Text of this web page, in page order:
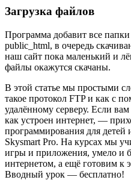
Загрузка файлов
Программа добавит все
public_html, в очередь
наш сайт пока маленький и
файлы окажутся скачаны.
В этой статье мы простыми
такое протокол FTP и как с
удалённому серверу. Если
как устроен интернет, —
программирования для
Skysmart Pro. На курсах мы
игры и приложения, умело и
интернетом, а ещё готовим к
Вводный урок — бесплатно!